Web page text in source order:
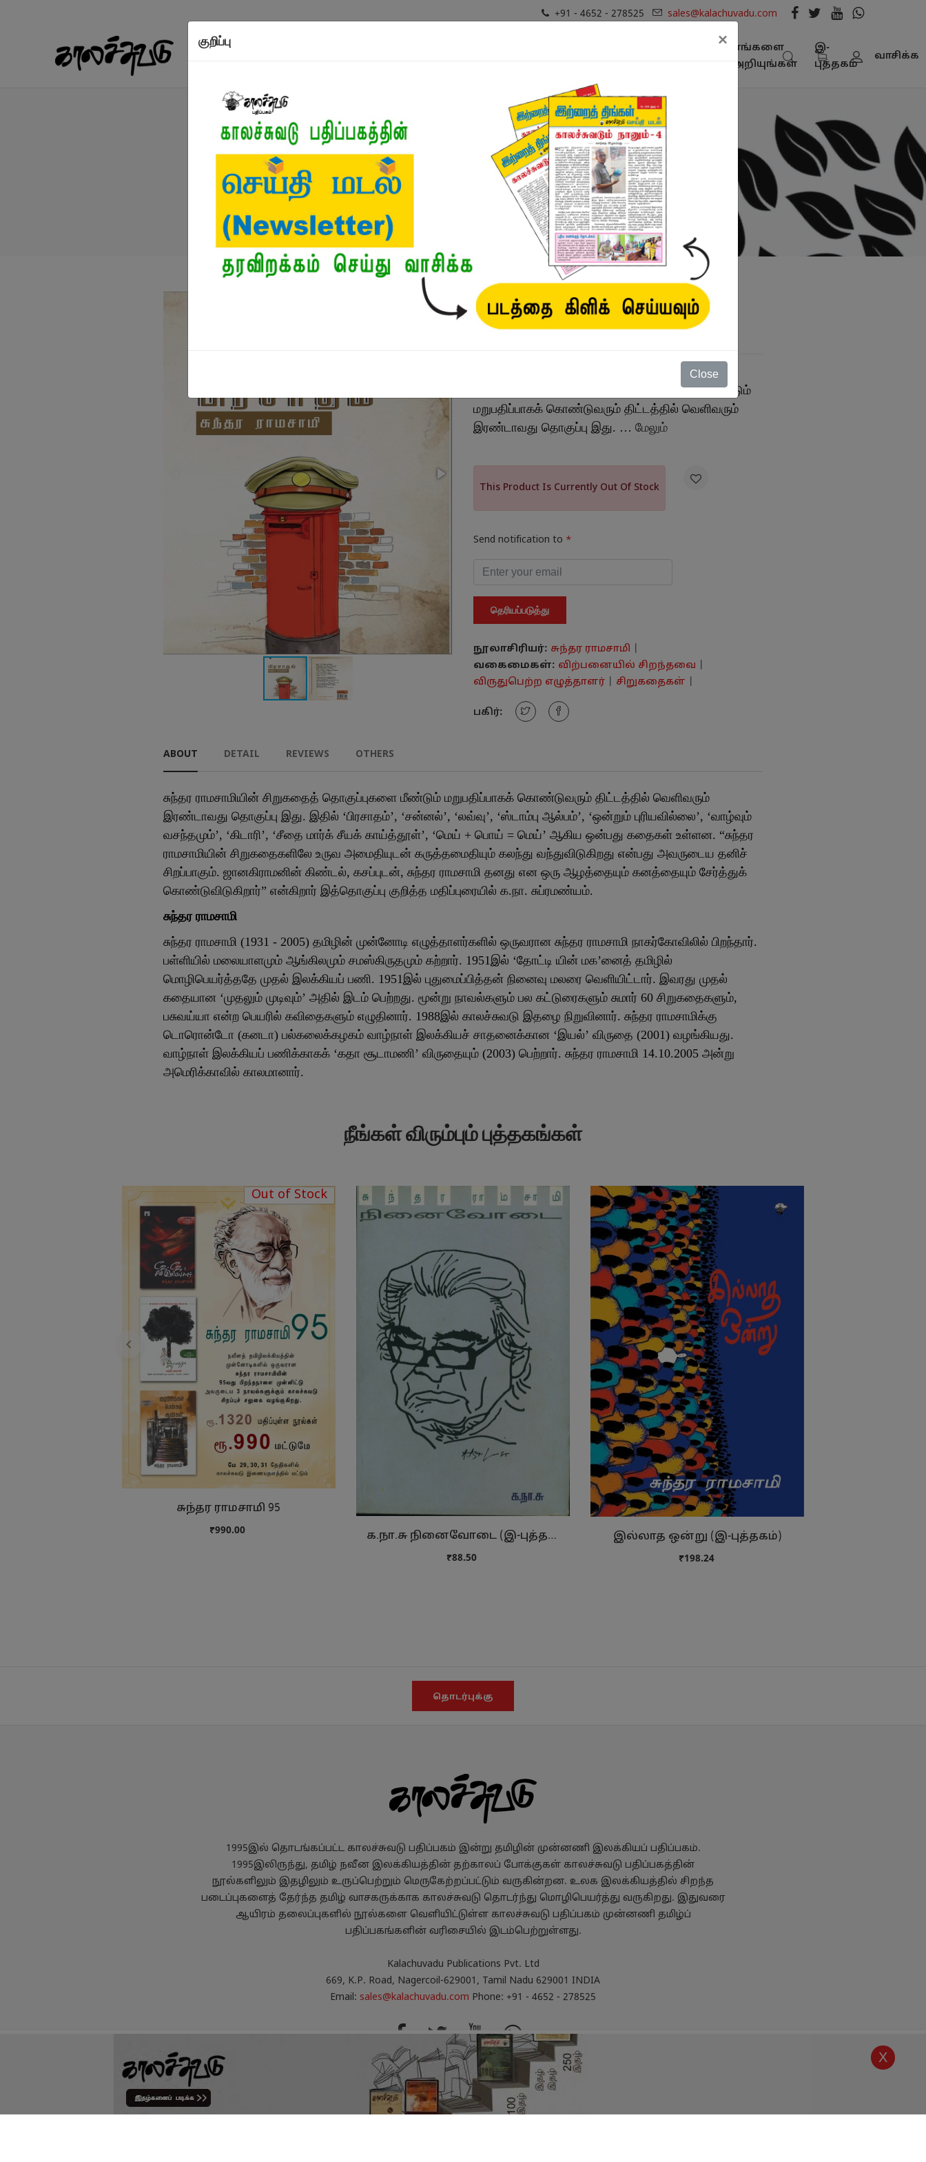
+91 - 4652 - 278525 sales@kalachuvadu.com
எங்களை
அறியுங்கள்
இ-
புத்தகம்
வாசிக்க
குறிப்பு ×
Close
X
நூல்கள் / விற்பனையில் சிறந்தவை / பிரசாதம்
பிரசாதம்
₹170.00
சுந்தர ராமசாமியின் சிறுகதைத் தொகுப்புகளை மீண்டும்
மறுபதிப்பாகக் கொண்டுவரும் திட்டத்தில் வெளிவரும்
இரண்டாவது தொகுப்பு இது. … மேலும்
This Product Is Currently Out Of Stock
Send notification to *
தெரியப்படுத்து

நூலாசிரியர்: சுந்தர ராமசாமி
வகைமைகள்: விற்பனையில் சிறந்தவை
விருதுபெற்ற எழுத்தாளர்
சிறுகதைகள்
பகிர்:
ABOUT DETAIL REVIEWS OTHERS
சுந்தர ராமசாமியின் சிறுகதைத் தொகுப்புகளை மீண்டும் மறுபதிப்பாகக் கொண்டுவரும் திட்டத்தில் வெளிவரும்
இரண்டாவது தொகுப்பு இது. இதில் ‘பிரசாதம்’, ‘சன்னல்’, ‘லவ்வு’, ‘ஸ்டாம்பு ஆல்பம்’, ‘ஒன்றும் புரியவில்லை’, ‘வாழ்வும்
வசந்தமும்’, ‘கிடாரி’, ‘சீதை மார்க் சீயக் காய்த்தூள்’, ‘மெய் + பொய் = மெய்’ ஆகிய ஒன்பது கதைகள் உள்ளன. “சுந்தர
ராமசாமியின் சிறுகதைகளிலே உருவ அமைதியுடன் கருத்தமைதியும் கலந்து வந்துவிடுகிறது என்பது அவருடைய தனிச்
சிறப்பாகும். ஜானகிராமனின் கிண்டல், கசப்புடன், சுந்தர ராமசாமி தனது என ஒரு ஆழத்தையும் கனத்தையும் சேர்த்துக்
கொண்டுவிடுகிறார்” என்கிறார் இத்தொகுப்பு குறித்த மதிப்புரையில் க.நா. சுப்ரமண்யம்.
சுந்தர ராமசாமி
சுந்தர ராமசாமி (1931 - 2005) தமிழின் முன்னோடி எழுத்தாளர்களில் ஒருவரான சுந்தர ராமசாமி நாகர்கோவிலில் பிறந்தார்.
பள்ளியில் மலையாளமும் ஆங்கிலமும் சமஸ்கிருதமும் கற்றார். 1951இல் ‘தோட்டி யின் மக’னைத் தமிழில்
மொழிபெயர்த்ததே முதல் இலக்கியப் பணி. 1951இல் புதுமைப்பித்தன் நினைவு மலரை வெளியிட்டார். இவரது முதல்
கதையான ‘முதலும் முடிவும்’ அதில் இடம் பெற்றது. மூன்று நாவல்களும் பல கட்டுரைகளும் சுமார் 60 சிறுகதைகளும்,
பசுவய்யா என்ற பெயரில் கவிதைகளும் எழுதினார். 1988இல் காலச்சுவடு இதழை நிறுவினார். சுந்தர ராமசாமிக்கு
டொரொன்டோ (கனடா) பல்கலைக்கழகம் வாழ்நாள் இலக்கியச் சாதனைக்கான ‘இயல்’ விருதை (2001) வழங்கியது.
வாழ்நாள் இலக்கியப் பணிக்காகக் ‘கதா சூடாமணி’ விருதையும் (2003) பெற்றார். சுந்தர ராமசாமி 14.10.2005 அன்று
அமெரிக்காவில் காலமானார்.
நீங்கள் விரும்பும் புத்தகங்கள்
Out of Stock
சுந்தர ராமசாமி 95
₹990.00 க.நா.சு நினைவோடை (இ-புத்தகம்)
₹88.50
இல்லாத ஒன்று (இ-புத்தகம்)
₹198.24
தொடர்புக்கு
1995இல் தொடங்கப்பட்ட காலச்சுவடு பதிப்பகம் இன்று தமிழின் முன்னணி இலக்கியப் பதிப்பகம்.
1995இலிருந்து, தமிழ் நவீன இலக்கியத்தின் தற்காலப் போக்குகள் காலச்சுவடு பதிப்பகத்தின்
நூல்களிலும் இதழிலும் உருப்பெற்றும் மெருகேற்றப்பட்டும் வருகின்றன. உலக இலக்கியத்தில் சிறந்த
படைப்புகளைத் தேர்ந்த தமிழ் வாசகருக்காக காலச்சுவடு தொடர்ந்து மொழிபெயர்த்து வருகிறது. இதுவரை
ஆயிரம் தலைப்புகளில் நூல்களை வெளியிட்டுள்ள காலச்சுவடு பதிப்பகம் முன்னணி தமிழ்ப்
பதிப்பகங்களின் வரிசையில் இடம்பெற்றுள்ளது.
Kalachuvadu Publications Pvt. Ltd
669, K.P. Road, Nagercoil-629001, Tamil Nadu 629001 INDIA
Email: sales@kalachuvadu.com Phone: +91 - 4652 - 278525
தனியுரிமைக் கொள்கை பயன்பாட்டு விதிமுறைகள் பணத்தைத் திரும்பப்பெறும் கொள்கை